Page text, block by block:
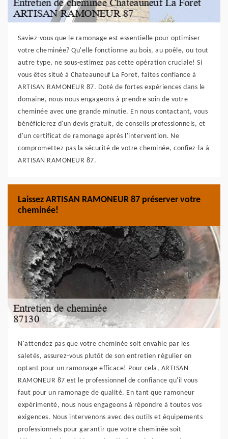
Saviez-vous que le ramonage est essentielle pour optimiser
votre cheminée? Qu'elle fonctionne au bois, au poêle, ou tout
autre type, ne sous-estimez pas cette opération cruciale! Si
vous êtes situé à Chateauneuf La Foret, faites confiance à
ARTISAN RAMONEUR 87. Doté de fortes expériences dans le
domaine, nous nous engageons à prendre soin de votre
cheminée avec une grande minutie. En nous contactant, vous
bénéficierez d'un devis gratuit, de conseils professionnels, et
d'un certificat de ramonage après l'intervention. Ne
compromettez pas la sécurité de votre cheminée, confiez-la à
ARTISAN RAMONEUR 87.
Laissez ARTISAN RAMONEUR 87 préserver votre
cheminée!
N'attendez pas que votre cheminée soit envahie par les
saletés, assurez-vous plutôt de son entretien régulier en
optant pour un ramonage efficace! Pour cela, ARTISAN
RAMONEUR 87 est le professionnel de confiance qu'il vous
faut pour un ramonage de qualité. En tant que ramoneur
expérimenté, nous nous engageons à répondre à toutes vos
exigences. Nous intervenons avec des outils et équipements
professionnels pour garantir que votre cheminée soit